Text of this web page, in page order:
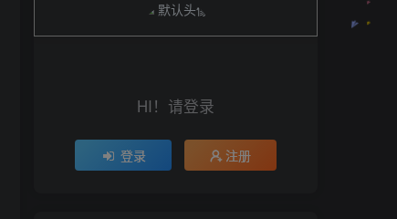
HI！请登录
登录 注册